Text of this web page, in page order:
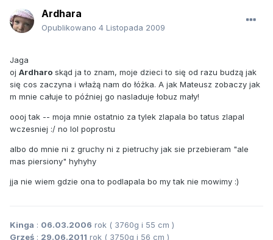
Ardhara
Opublikowano 4 Listopada 2009
Jaga
oj Ardharo skąd ja to znam, moje dzieci to się od razu budzą jak
się cos zaczyna i włażą nam do łóżka. A jak Mateusz zobaczy jak
m mnie całuje to później go nasladuje łobuz mały!
oooj tak -- moja mnie ostatnio za tylek zlapala bo tatus zlapal
wczesniej :/ no lol poprostu
albo do mnie ni z gruchy ni z pietruchy jak sie przebieram "ale
mas piersiony" hyhyhy
jja nie wiem gdzie ona to podlapala bo my tak nie mowimy :)
Kinga : 06.03.2006 rok ( 3760g i 55 cm )
Grześ : 29.06.2011 rok ( 3750g i 56 cm )